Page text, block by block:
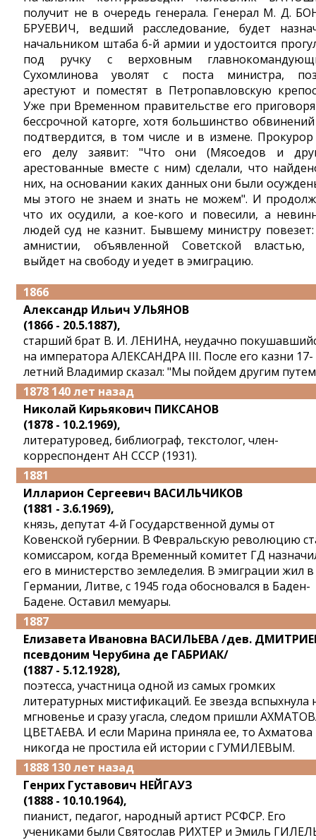
получит не в очередь генерала. Генерал М. Д.
БРУЕВИЧ, ведший расследование, будет
начальником штаба 6-й армии и удостоится
под ручку с верховным
Сухомлинова уволят с поста министра,
арестуют и поместят в Петропавловскую
Уже при Временном правительстве его
бессрочной каторге, хотя большинство
подтвердится, в том числе и в измене.
его делу заявит: "Что они (Мясоедов и
арестованные вместе с ним) сделали, что
них, на основании каких данных они были
мы этого не знаем и знать не можем". И
что их осудили, а кое-кого и повесили, а
людей суд не казнит. Бывшему министру
амнистии, объявленной Советской властью,
выйдет на свободу и уедет в эмиграцию.
1866
Александр Ильич УЛЬЯНОВ
(1866 - 20.5.1887),
старший брат В. И. ЛЕНИНА, неудачно
на императора АЛЕКСАНДРА III. После его казни 17-
летний Владимир сказал: "Мы пойдем другим
1878 140 лет назад
Николай Кирьякович ПИКСАНОВ
(1878 - 10.2.1969),
литературовед, библиограф, текстолог, член-
корреспондент АН СССР (1931).
1881
Илларион Сергеевич ВАСИЛЬЧИКОВ
(1881 - 3.6.1969),
князь, депутат 4-й Государственной думы от
Ковенской губернии. В Февральскую революцию
комиссаром, когда Временный комитет ГД
его в министерство земледелия. В эмиграции жил в
Германии, Литве, с 1945 года обосновался в Баден-
Бадене. Оставил мемуары.
1887
Елизавета Ивановна ВАСИЛЬЕВА /дев.
псевдоним Черубина де ГАБРИАК/
(1887 - 5.12.1928),
поэтесса, участница одной из самых громких
литературных мистификаций. Ее звезда вспыхнула
мгновенье и сразу угасла, следом пришли
ЦВЕТАЕВА. И если Марина приняла ее, то Ахматова
никогда не простила ей истории с ГУМИЛЕВЫМ.
1888 130 лет назад
Генрих Густавович НЕЙГАУЗ
(1888 - 10.10.1964),
пианист, педагог, народный артист РСФСР. Его
учениками были Святослав РИХТЕР и Эмиль